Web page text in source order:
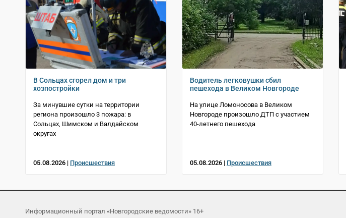
В Сольцах сгорел дом и три
хозпостройки
За минувшие сутки на территории
региона произошло 3 пожара: в
Сольцах, Шимском и Валдайском
округах
05.08.2026 | Происшествия
Водитель легковушки сбил
пешехода в Великом Новгороде
На улице Ломоносова в Великом
Новгороде произошло ДТП с участием
40-летнего пешехода
05.08.2026 | Происшествия
Информационный портал «Новгородские ведомости» 16+